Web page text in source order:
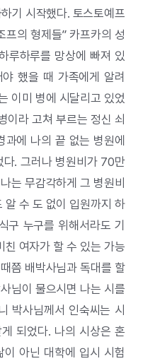
기 시작했다. 토스토예프
프의 형제들” 카프카의 성
루하루를 망상에 빠져 있
했을 때 가족에게 알려
이미 병에 시달리고 있었
이라 고쳐 부르는 정신 쇠
과에 나의 끝 없는 병원에
. 그러나 병원비가 70만
는 무감각하게 그 병원비
알 수 도 없이 입원까지 하
구 누구를 위해서라도 기
친 여자가 할 수 있는 가능
쯤 배박사님과 독대를 할
님이 물으시면 나는 시를
박사님께서 인숙씨는 시
되었다. 나의 시상은 혼
아닌 대학에 입시 시험